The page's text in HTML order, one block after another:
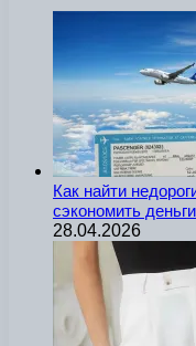
Как найти
сэкономить деньги
28.04.2026